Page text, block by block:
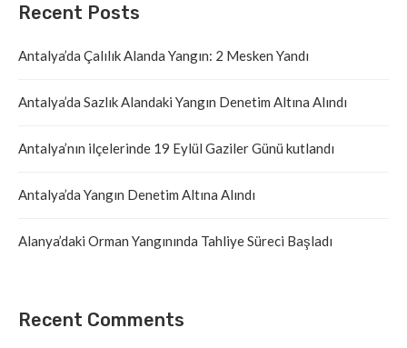
Recent Posts
Antalya’da Çalılık Alanda Yangın: 2 Mesken Yandı
Antalya’da Sazlık Alandaki Yangın Denetim Altına Alındı
Antalya’nın ilçelerinde 19 Eylül Gaziler Günü kutlandı
Antalya’da Yangın Denetim Altına Alındı
Alanya’daki Orman Yangınında Tahliye Süreci Başladı
Recent Comments